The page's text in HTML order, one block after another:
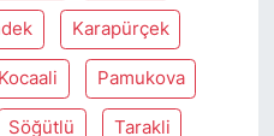
Karapürçek
Kocaali Pamukova
Söğütlü Tarakli